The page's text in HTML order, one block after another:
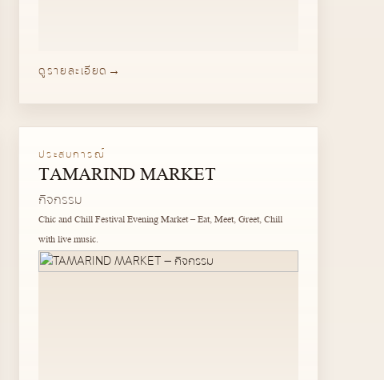
ดูรายละเอียด
ประสบการณ์
TAMARIND MARKET
กิจกรรม
Chic and Chill Festival Evening Market – Eat, Meet, Greet, Chill
with live music.